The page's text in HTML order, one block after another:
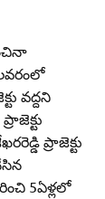
వద్దని
ప్రాజెక్టు
5ఏళ్లలో